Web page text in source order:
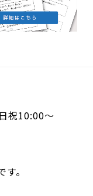
祝10:00〜
。